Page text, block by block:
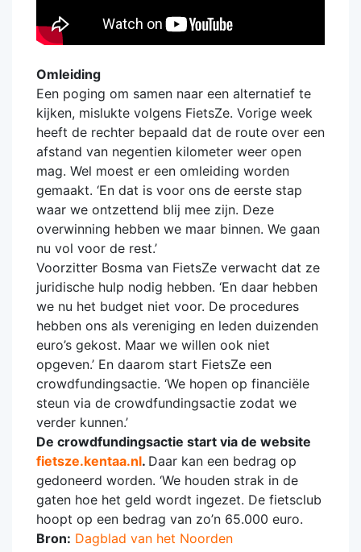
Omleiding
Een poging om samen naar een alternatief te
kijken, mislukte volgens FietsZe. Vorige week
heeft de rechter bepaald dat de route over een
afstand van negentien kilometer weer open
mag. Wel moest er een omleiding worden
gemaakt. ‘En dat is voor ons de eerste stap
waar we ontzettend blij mee zijn. Deze
overwinning hebben we maar binnen. We gaan
nu vol voor de rest.’
Voorzitter Bosma van FietsZe verwacht dat ze
juridische hulp nodig hebben. ‘En daar hebben
we nu het budget niet voor. De procedures
hebben ons als vereniging en leden duizenden
euro’s gekost. Maar we willen ook niet
opgeven.’ En daarom start FietsZe een
crowdfundingsactie. ‘We hopen op financiële
steun via de crowdfundingsactie zodat we
verder kunnen.’
De crowdfundingsactie start via de website
fietsze.kentaa.nl. Daar kan een bedrag op
gedoneerd worden. ‘We houden strak in de
gaten hoe het geld wordt ingezet. De fietsclub
hoopt op een bedrag van zo’n 65.000 euro.
Bron: Dagblad van het Noorden